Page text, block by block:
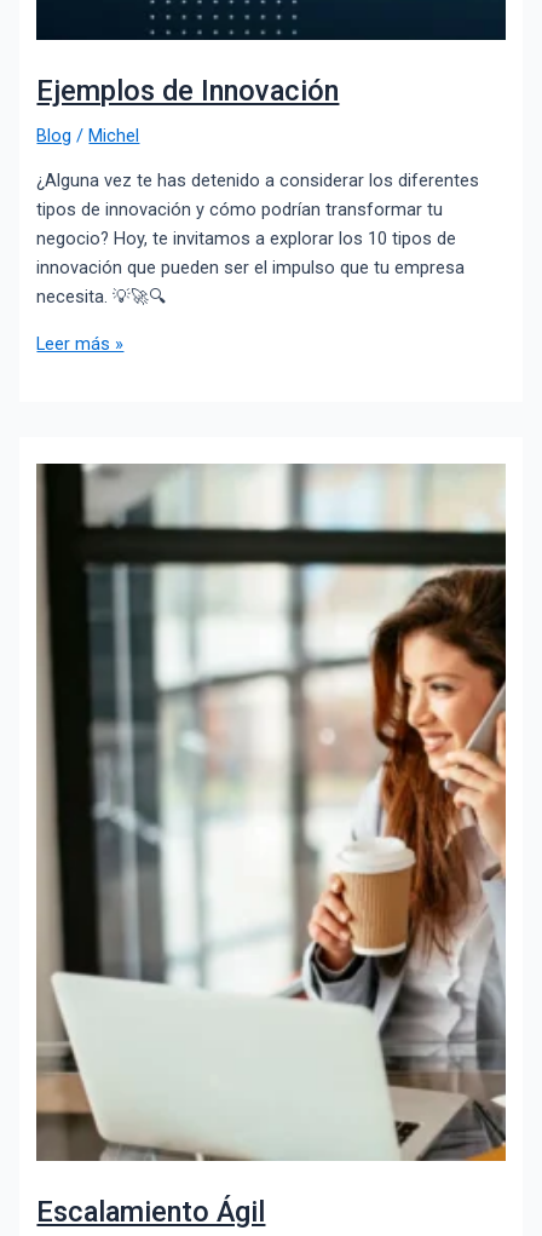
Ejemplos de Innovación
Blog /Michel
¿Alguna vez te has detenido a considerar los diferentes
tipos de innovación y cómo podrían transformar tu
negocio? Hoy, te invitamos a explorar los 10 tipos de
innovación que pueden ser el impulso que tu empresa
necesita. 💡🚀🔍
Leer más »
Escalamiento Ágil